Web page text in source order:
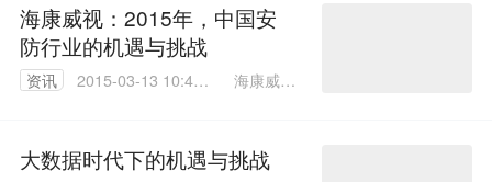
海康威视：2015年，中国安
防行业的机遇与挑战
资讯
2015-03-13 10:43:
海康威视
大数据时代下的机遇与挑战